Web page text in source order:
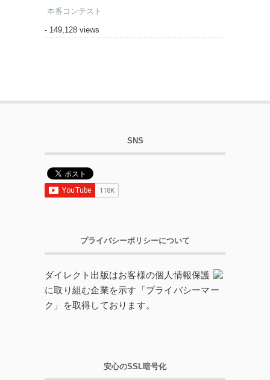
本番コンテスト
- 149,128 views
SNS
プライバシーポリシーについて
ダイレクト出版はお客様の個人情報保護
に取り組む企業を示す「プライバシーマー
ク」を取得しております。
安心のSSL暗号化